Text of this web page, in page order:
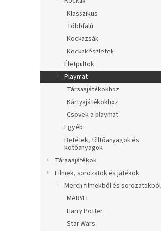
Klasszikus
Többfalú
Kockazsák
Kockakészletek
Életpultok
Playmat
Társasjátékokhoz
Kártyajátékokhoz
Csövek a playmat
Egyéb
Betétek, töltőanyagok és
kötőanyagok
Társasjátékok
Filmek, sorozatok és játékok
Merch filmekből és sorozatokból
MARVEL
Harry Potter
Star Wars